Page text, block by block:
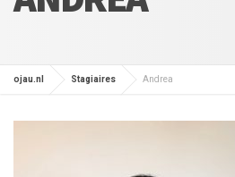
ojau.nl Stagiaires Andrea